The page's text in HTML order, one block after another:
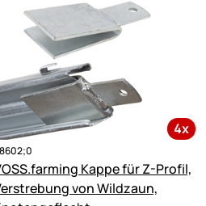
4x
Kappe für Z-Profil,
von Wildzaun,